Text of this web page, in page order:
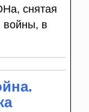
снятая
войны, в